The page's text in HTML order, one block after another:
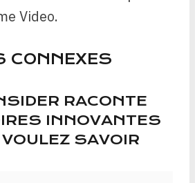
Video.
CONNEXES
RACONTE
INNOVANTES
SAVOIR